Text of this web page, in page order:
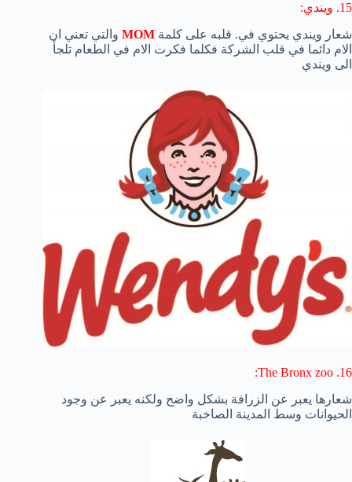
15. ويندي:
شعار ويندي يحتوي في. قلبه على كلمة MOM والتي تعني ان
الام دائما في قلب الشركة فكلما فكرت الام في الطعام تلجأ
الى ويندي
16. The Bronx zoo:
شعارها يعبر عن الزرافة بشكل واضح ولكنه يعبر عن وجود
الحيوانات وسط المدينة الصاخبة